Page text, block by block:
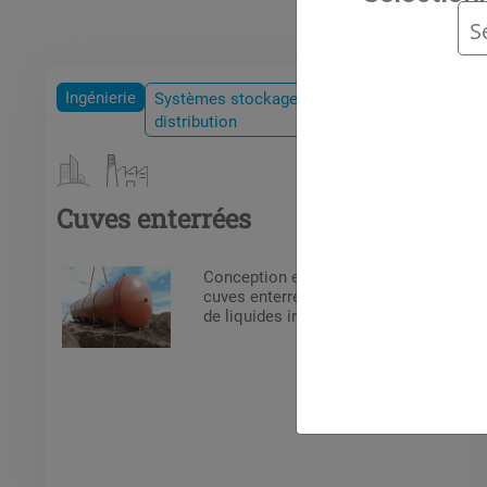
Ingénierie
Systèmes stockage &
distribution
Cuves enterrées
Conception et installation de
cuves enterrées pour le stockage
de liquides inflammables.